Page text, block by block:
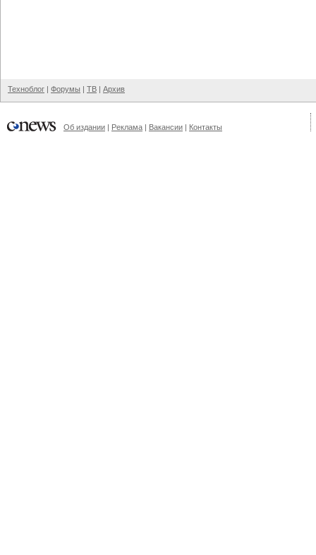
Техноблог | Форумы | ТВ | Архив
Об издании | Реклама | Вакансии | Контакты